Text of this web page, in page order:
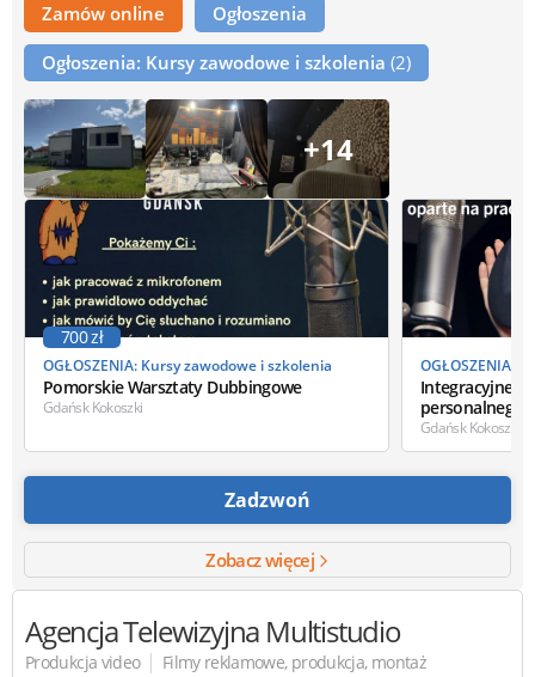
Zamów online Ogłoszenia
Ogłoszenia: Kursy zawodowe i szkolenia (2)
+14
OGŁOSZENIA: Kursy zawodowe i szkolenia
Pomorskie Warsztaty Dubbingowe
700 zł
Gdańsk Kokoszki
OGŁOSZENIA:
Integracyjne
personalnego
Gdańsk Kokoszki
Zadzwoń
Zobacz więcej
Agencja Telewizyjna Multistudio
Produkcja video | Filmy reklamowe, produkcja, montaż